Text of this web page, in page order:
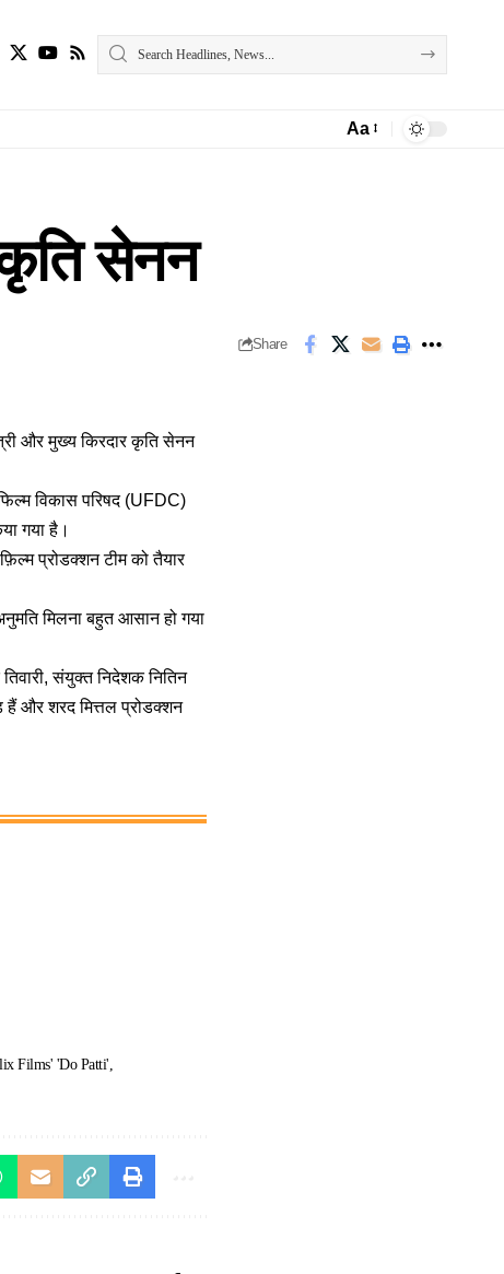
Aa
कृति सेनन
Share
और मुख्य किरदार कृति सेनन
विकास परिषद (UFDC)
गया है।
प्रोडक्शन टीम को तैयार
मिलना बहुत आसान हो गया
संयुक्त निदेशक नितिन
हैं और शरद मित्तल प्रोडक्शन
Films' 'Do Patti'